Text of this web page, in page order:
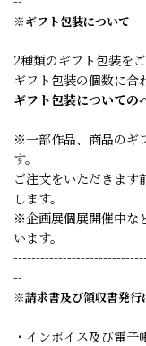
※ギフト包装について
2種類のギフト包装を
ギフト包装の個数に合
ギフト包装についての
※一部作品、商品のギ
す。
ご注文をいただきます
します。
※企画展個展開催中な
います。
--
※請求書及び領収書発行
・インボイス及び電